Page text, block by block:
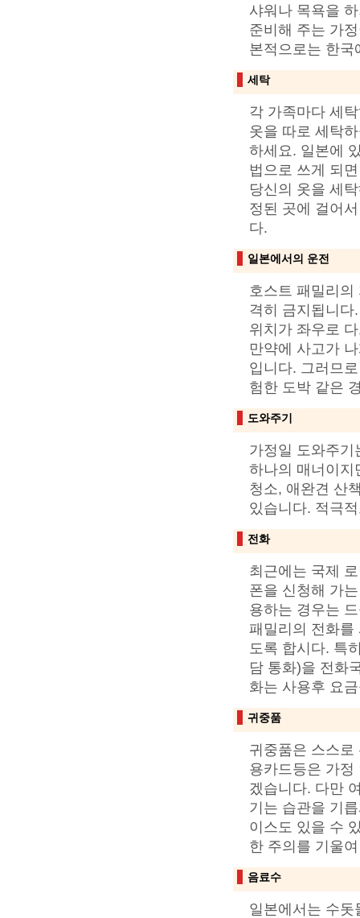
샤워나 목욕을
준비해 주는 가
본적으로는 한
세탁
각 가족마다 세
옷을 따로 세탁
하세요. 일본에
법으로 쓰게 되
당신의 옷을 세
정된 곳에 걸어
다.
일본에서의 운전
호스트 패밀리의
격히 금지됩니다
위치가 좌우로
만약에 사고가
입니다. 그러므
험한 도박 같은
도와주기
가정일 도와주
하나의 매너이지
청소, 애완견 산
있습니다. 적극
전화
최근에는 국제
폰을 신청해 가
용하는 경우는
패밀리의 전화를
도록 합시다. 특
담 통화)을 전화
화는 사용후 요
귀중품
귀중품은 스스
용카드등은 가
겠습니다. 다만
기는 습관을 기
이스도 있을 수
한 주의를 기울
음료수
일본에서는 수